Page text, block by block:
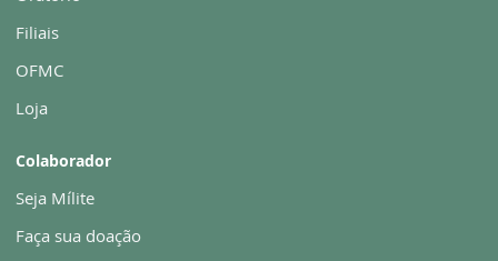
Filiais
OFMC
Loja
Colaborador
Seja Mílite
Faça sua doação